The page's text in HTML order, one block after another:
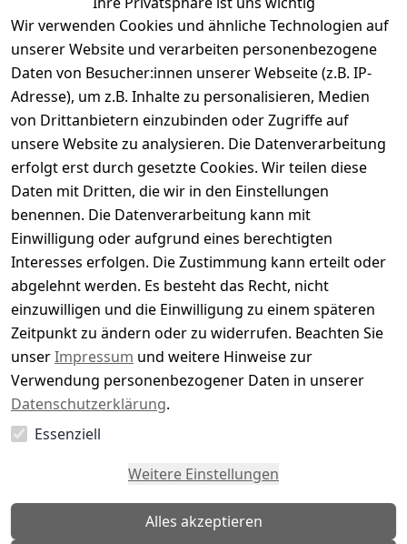
Kundenbewertungen
Durchschnittliche Bewertung
0
Basierend auf 0 Bewertung(en)
Bewertung abgeben
5
( 0 )
4
( 0 )
3
( 0 )
2
( 0 )
1
( 0 )
Es hat noch niemand eine Bewertung für diesen
Artikel abgegeben
Wir verwenden Cookies und ähnliche Technologien auf
unserer Website und verarbeiten personenbezogene
Daten von Besucher:innen unserer Webseite (z.B. IP-
Adresse), um z.B. Inhalte zu personalisieren, Medien
von Drittanbietern einzubinden oder Zugriffe auf
unsere Website zu analysieren. Die Datenverarbeitung
erfolgt erst durch gesetzte Cookies. Wir teilen diese
Daten mit Dritten, die wir in den Einstellungen
benennen. Die Datenverarbeitung kann mit
Einwilligung oder aufgrund eines berechtigten
Interesses erfolgen. Die Zustimmung kann erteilt oder
abgelehnt werden. Es besteht das Recht, nicht
einzuwilligen und die Einwilligung zu einem späteren
Zeitpunkt zu ändern oder zu widerrufen. Beachten Sie
unserImpressum und weitere Hinweise zur
Verwendung personenbezogener Daten in unserer
Datenschutzerklärung.
Essenziell
Weitere Einstellungen
Alles akzeptieren